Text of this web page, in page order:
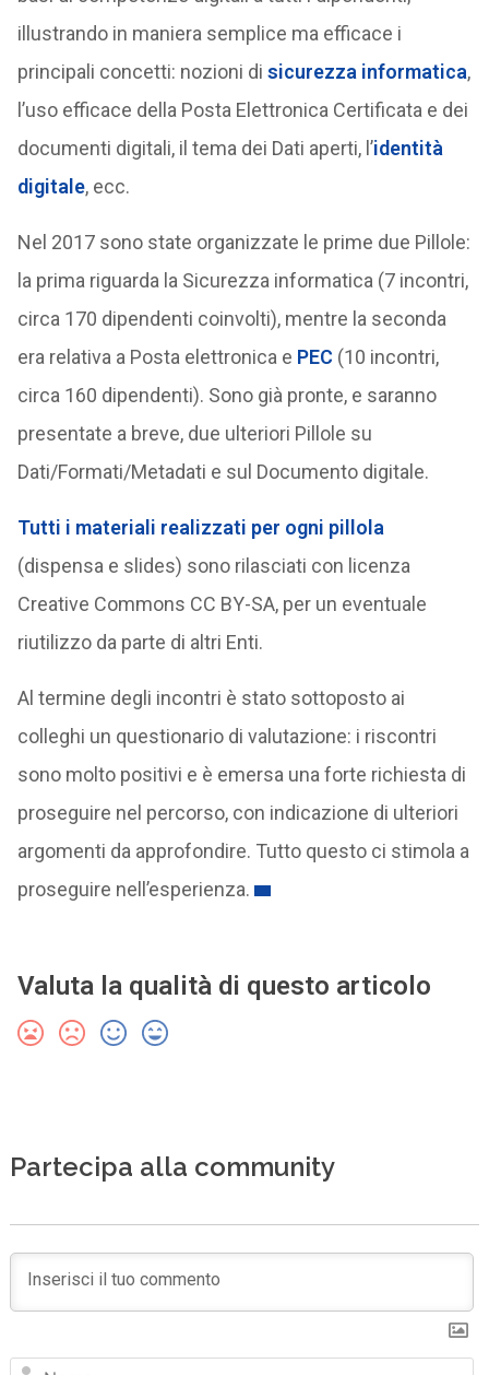
illustrando in maniera semplice ma efficace i
principali concetti: nozioni di sicurezza informatica,
l’uso efficace della Posta Elettronica Certificata e dei
documenti digitali, il tema dei Dati aperti, l’identità
digitale, ecc.
Nel 2017 sono state organizzate le prime due Pillole:
la prima riguarda la Sicurezza informatica (7 incontri,
circa 170 dipendenti coinvolti), mentre la seconda
era relativa a Posta elettronica e PEC (10 incontri,
circa 160 dipendenti). Sono già pronte, e saranno
presentate a breve, due ulteriori Pillole su
Dati/Formati/Metadati e sul Documento digitale.
Tutti i materiali realizzati per ogni pillola
(dispensa e slides) sono rilasciati con licenza
Creative Commons CC BY-SA, per un eventuale
riutilizzo da parte di altri Enti.
Al termine degli incontri è stato sottoposto ai
colleghi un questionario di valutazione: i riscontri
sono molto positivi e è emersa una forte richiesta di
proseguire nel percorso, con indicazione di ulteriori
argomenti da approfondire. Tutto questo ci stimola a
proseguire nell’esperienza.
Valuta la qualità di questo articolo
Partecipa alla community